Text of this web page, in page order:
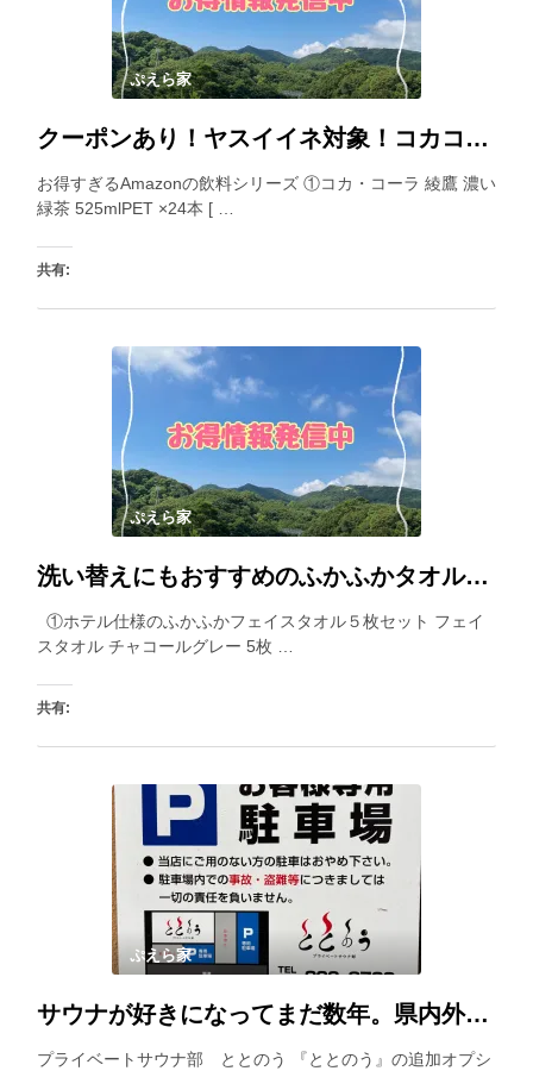
ぷえら家
クーポンあり！ヤスイイネ対象！コカコーラ様の綾鷹シリーズがお得すぎるAmazonのセール飲料
お得すぎるAmazonの飲料シリーズ ①コカ・コーラ 綾鷹 濃い
緑茶 525mlPET ×24本 [ …
共有:
ぷえら家
洗い替えにもおすすめのふかふかタオルセット。柔らかいホテル仕様なので触り心地ふわふわで気持ち良い
①ホテル仕様のふかふかフェイスタオル５枚セット フェイ
スタオル チャコールグレー 5枚 …
共有:
ぷえら家
サウナが好きになってまだ数年。県内外の色んなサウナを回っています。塩スクラブめちゃツルになって良かったです
プライベートサウナ部 ととのう 『ととのう』の追加オプシ